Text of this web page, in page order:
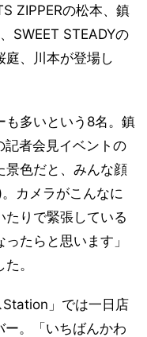
ZIPPERの松本、鎮
SWEET STEADYの
庭、川本が登場し
も多いという8名。鎮
記者会見イベントの
景色だと、みんな顔
カメラがこんなに
たりで緊張している
たらと思います」
。
」では一日店
。「いちばんかわ